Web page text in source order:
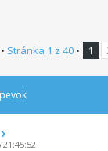
Stránka 1 z 40 • 1